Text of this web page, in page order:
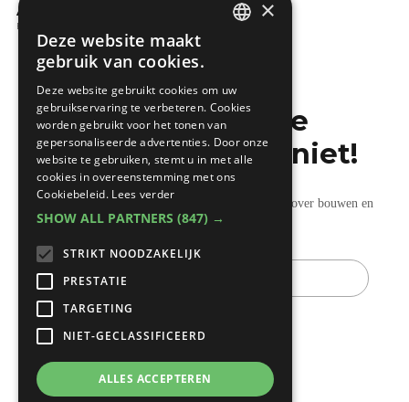
ANTARGAZ Cocoon: Compact
Energie
Mis de laatste
bouwnieuwtjes niet!
Ontvang onze wekelijkse updates vol nuttige tips over bouwen en
verbouwen.
E-
mail
×
Deze website maakt
gebruik van cookies.
Deze website gebruikt cookies om uw
gebruikservaring te verbeteren. Cookies
worden gebruikt voor het tonen van
gepersonaliseerde advertenties. Door onze
website te gebruiken, stemt u in met alle
cookies in overeenstemming met ons
Cookiebeleid. Lees verder
SHOW ALL PARTNERS (847) →
STRIKT NOODZAKELIJK
PRESTATIE
TARGETING
NIET-GECLASSIFICEERD
ALLES ACCEPTEREN